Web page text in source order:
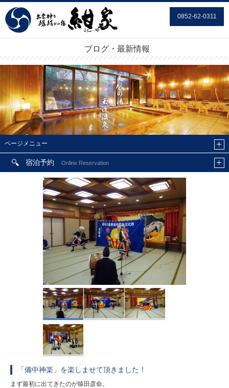
0852-62-0311
ブログ・最新情報
ページメニュー
宿泊予約Online Reservation
「備中神楽」を楽しませて頂きました！
まず最初に出てきたのが猿田彦命。